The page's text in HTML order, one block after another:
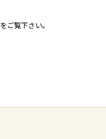
をご覧下さい。